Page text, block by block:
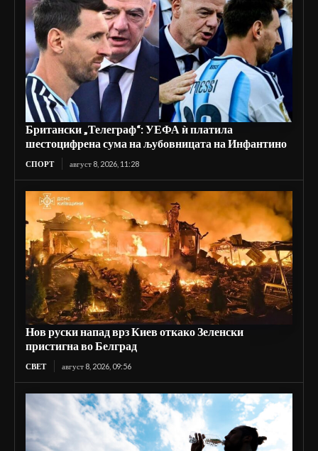
Британски „Телеграф“: УЕФА ѝ платила
шестоцифрена сума на љубовницата на Инфантино
СПОРТ август 8, 2026, 11:28
Нов руски напад врз Киев откако Зеленски
пристигна во Белград
СВЕТ август 8, 2026, 09:56